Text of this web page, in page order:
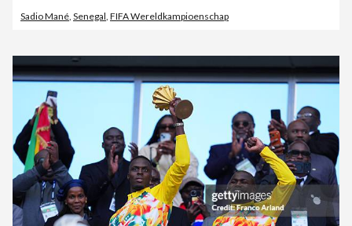
Sadio Mané, Senegal, FIFA Wereldkampioenschap